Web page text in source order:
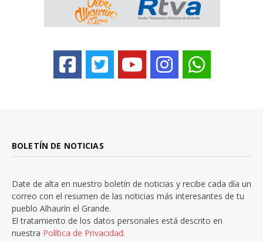
BOLETÍN DE NOTICIAS
Date de alta en nuestro boletín de noticias y recibe cada día un
correo con el resumen de las noticias más interesantes de tu
pueblo Alhaurín el Grande.
El tratamiento de los datos personales está descrito en
nuestra Política de Privacidad.